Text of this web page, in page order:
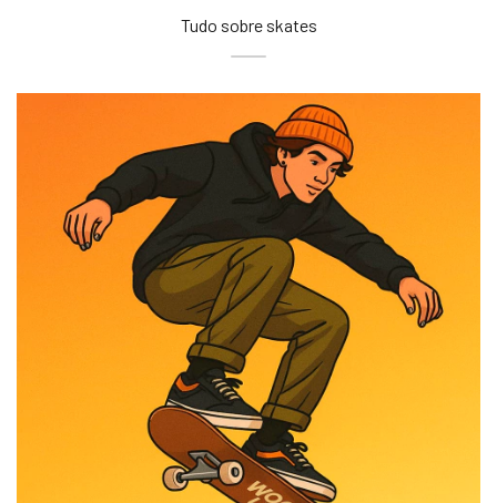
Tudo sobre skates